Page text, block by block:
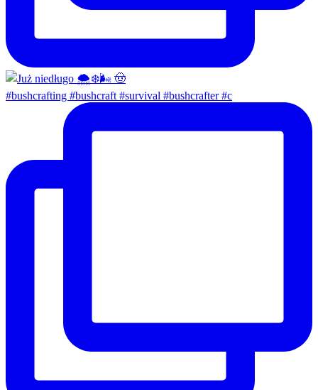
#bushcrafting #bushcraft #survival #bushcrafter #c